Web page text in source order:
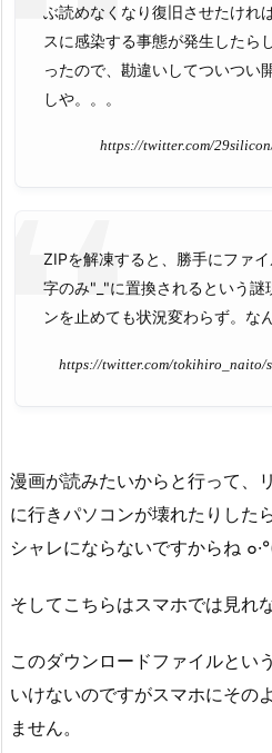
ぶ読めなくなり復旧させたけれ
スに感染する事態が発生したら
ったので、勘違いしてついつい
しや。。。
https://twitter.com/
ZIPを解凍すると、勝手にファ
字のみ"_"に置換されるという謎
ンを止めても状況変わらず。な
https://twitter.com/tokihiro_naito/
漫画が読みたいからと行って、
に行きパソコンが壊れたりした
シャレにならないですからね ๐
そしてこちらはスマホでは見れ
このダウンロードファイルとい
いけないのですがスマホにその
ません。